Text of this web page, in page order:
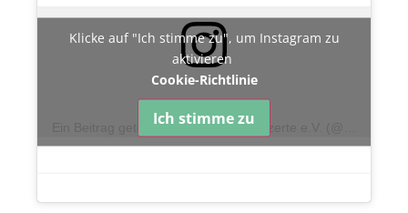
Klicke auf "Ich stimme zu", um Instagram zu
aktivieren
Cookie-Richtlinie
Ich stimme zu